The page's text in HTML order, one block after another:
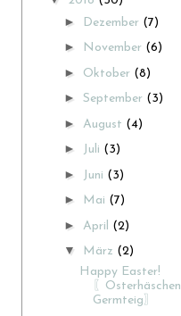
► Dezember (7)
► November (6)
► Oktober (8)
► September (3)
► August (4)
► Juli (3)
► Juni (3)
► Mai (7)
► April (2)
▼ März (2)
Happy Easter!
〖
Germteig〗